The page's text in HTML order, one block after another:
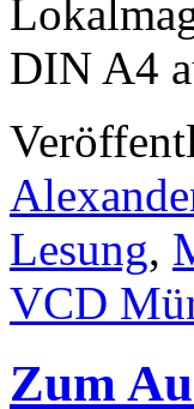
DIN A4
Lesung,
VCD
Zum